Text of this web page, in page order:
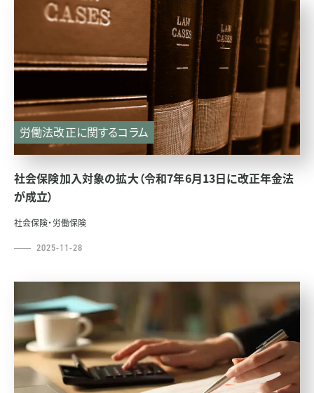
労働法改正に関するコラム
社会保険加入対象の拡大（令和7年6月13日に改正年金法
が成立）
社会保険・労働保険
2025-11-28